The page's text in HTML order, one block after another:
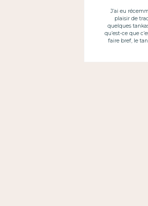
J’ai eu
plaisir de
quelques
qu’est-ce que
faire bref, le